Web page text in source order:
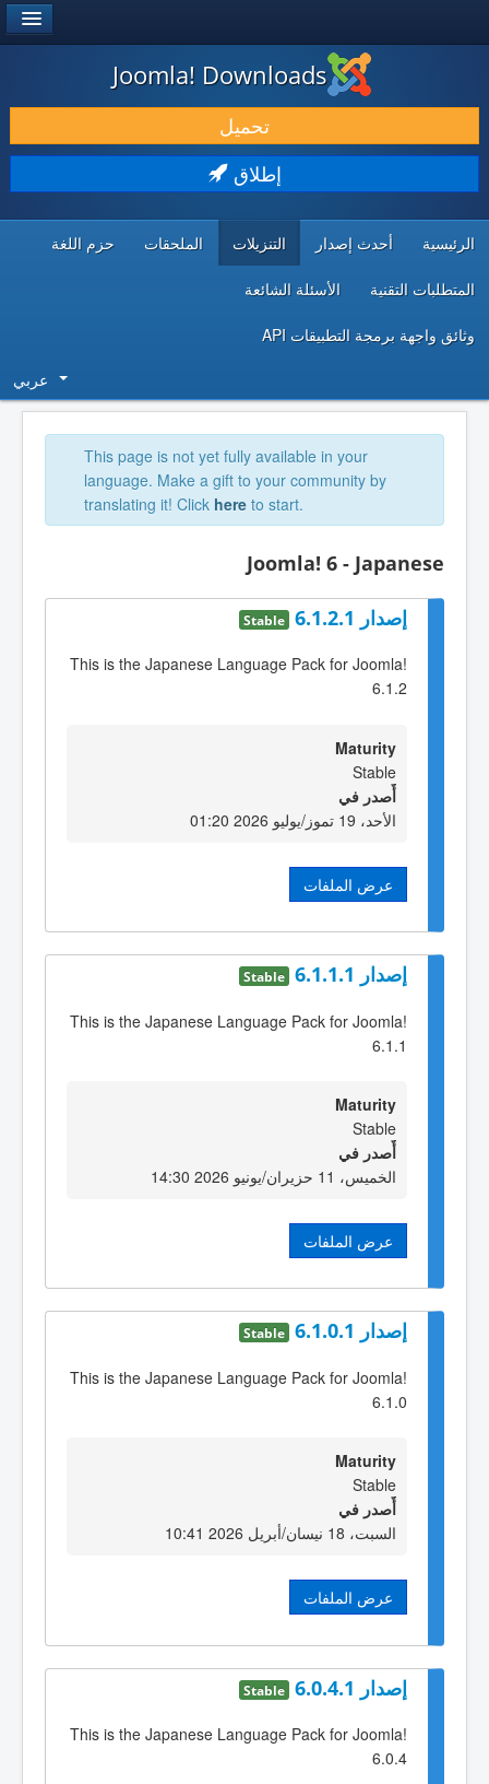
حمل & ومدد
اكتشف & تعلم
Joomla! Downloads
تحميل
إطلاق
الرئيسية أحدث إصدار التنزيلات الملحقات حزم اللغة
المتطلبات التقنية الأسئلة الشائعة
وثائق واجهة برمجة التطبيقات API
عربي
This page is not yet fully available in your
language. Make a gift to your community by
translating it! Click here to start.
Joomla! 6 - Japanese
إصدار 6.1.2.1 Stable
This is the Japanese Language Pack for Joomla!
6.1.2
Maturity
Stable
أٌصدر في
الأحد، 19 تموز/يوليو 2026 01:20
عرض الملفات
إصدار 6.1.1.1 Stable
This is the Japanese Language Pack for Joomla!
6.1.1
Maturity
Stable
أٌصدر في
الخميس، 11 حزيران/يونيو 2026 14:30
عرض الملفات
إصدار 6.1.0.1 Stable
This is the Japanese Language Pack for Joomla!
6.1.0
Maturity
Stable
أٌصدر في
السبت، 18 نيسان/أبريل 2026 10:41
عرض الملفات
إصدار 6.0.4.1 Stable
This is the Japanese Language Pack for Joomla!
6.0.4